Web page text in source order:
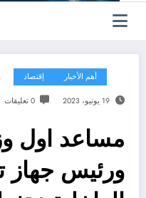
أهم الأخبار إقتصاد
19 يونيو، 2023 0 تعليقات
مساعد اول
ورئيس جهاز